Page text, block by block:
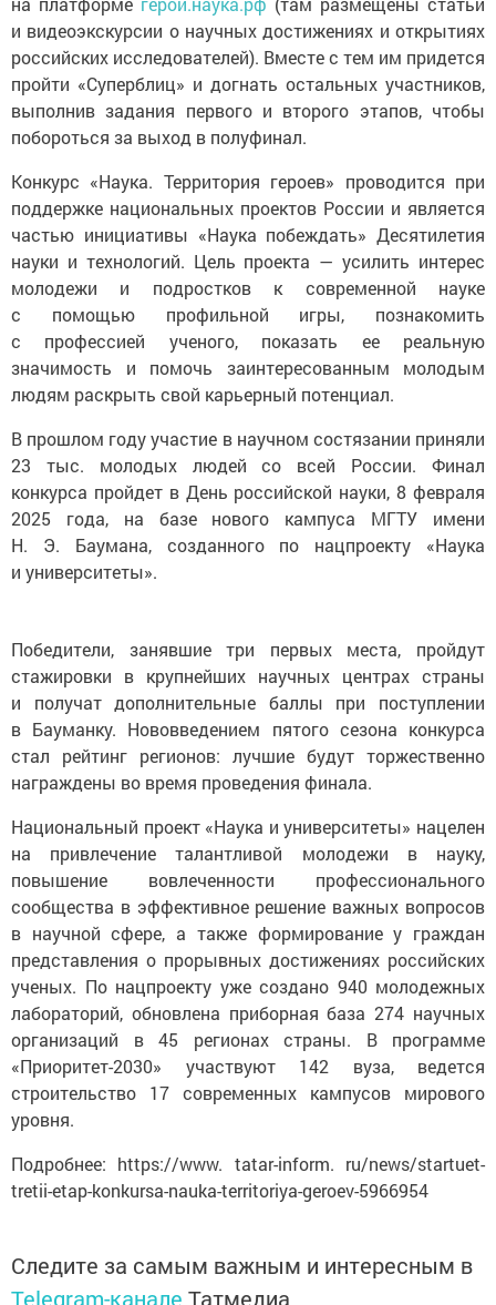
и видеоэкскурсии о научных достижениях и открытиях
российских исследователей). Вместе с тем им придется
пройти «Суперблиц» и догнать остальных участников,
выполнив задания первого и второго этапов, чтобы
побороться за выход в полуфинал.
Конкурс «Наука. Территория героев» проводится при
поддержке национальных проектов России и является
частью инициативы «Наука побеждать» Десятилетия
науки и технологий. Цель проекта — усилить интерес
молодежи и подростков к современной науке
с помощью профильной игры, познакомить
с профессией ученого, показать ее реальную
значимость и помочь заинтересованным молодым
людям раскрыть свой карьерный потенциал.
В прошлом году участие в научном состязании приняли
23 тыс. молодых людей со всей России. Финал
конкурса пройдет в День российской науки, 8 февраля
2025 года, на базе нового кампуса МГТУ имени
Н. Э. Баумана, созданного по нацпроекту «Наука
и университеты».
Победители, занявшие три первых места, пройдут
стажировки в крупнейших научных центрах страны
и получат дополнительные баллы при поступлении
в Бауманку. Нововведением пятого сезона конкурса
стал рейтинг регионов: лучшие будут торжественно
награждены во время проведения финала.
Национальный проект «Наука и университеты» нацелен
на привлечение талантливой молодежи в науку,
повышение вовлеченности профессионального
сообщества в эффективное решение важных вопросов
в научной сфере, а также формирование у граждан
представления о прорывных достижениях российских
ученых. По нацпроекту уже создано 940 молодежных
лабораторий, обновлена приборная база 274 научных
организаций в 45 регионах страны. В программе
«Приоритет-2030» участвуют 142 вуза, ведется
строительство 17 современных кампусов мирового
уровня.
Подробнее: https://www. tatar-inform. ru/news/startuet-
tretii-etap-konkursa-nauka-territoriya-geroev-5966954
Следите за самым важным и интересным в
Telegram-канале Татмедиа